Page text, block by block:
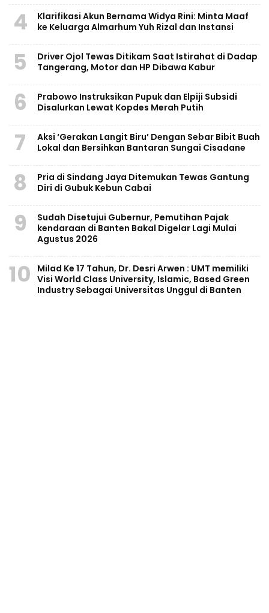
4
Klarifikasi Akun Bernama Widya Rini: Minta Maaf
ke Keluarga Almarhum Yuh Rizal dan Instansi
5
Driver Ojol Tewas Ditikam Saat Istirahat di Dadap
Tangerang, Motor dan HP Dibawa Kabur
6
Prabowo Instruksikan Pupuk dan Elpiji Subsidi
Disalurkan Lewat Kopdes Merah Putih
7
Aksi ‘Gerakan Langit Biru’ Dengan Sebar Bibit Buah
Lokal dan Bersihkan Bantaran Sungai Cisadane
8
Pria di Sindang Jaya Ditemukan Tewas Gantung
Diri di Gubuk Kebun Cabai
9
Sudah Disetujui Gubernur, Pemutihan Pajak
kendaraan di Banten Bakal Digelar Lagi Mulai
Agustus 2026
10
Milad Ke 17 Tahun, Dr. Desri Arwen : UMT memiliki
Visi World Class University, Islamic, Based Green
Industry Sebagai Universitas Unggul di Banten